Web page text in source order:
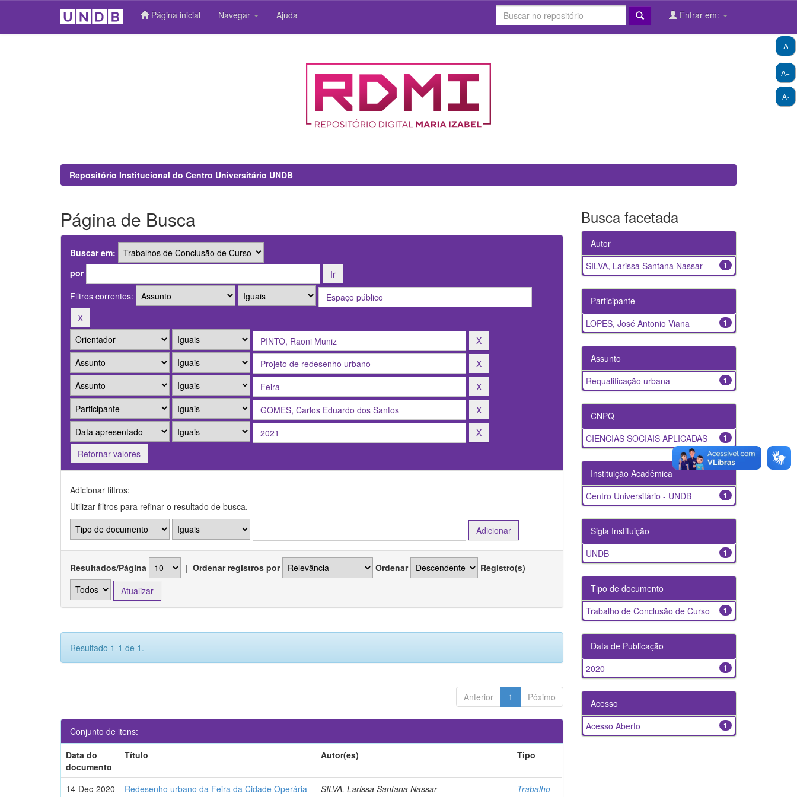
Página inicial Navegar Ajuda Entrar em:
A+
A-
A
Repositório Institucional do Centro Universitário UNDB
Página de Busca
Buscar em:
por
Filtros correntes:
Retornar valores
Adicionar filtros:
Utilizar filtros para refinar o resultado de busca.
Resultados/Página | Ordenar registros por Ordenar Registro(s)
Resultado 1-1 de 1.
Anterior 1 Póximo
Conjunto de itens:
Data do
documento
Título Autor(es) Tipo
14-Dec-2020
Redesenho urbano da Feira da Cidade Operária
SILVA, Larissa Santana Nassar
Trabalho
Busca facetada
Autor
1
SILVA, Larissa Santana Nassar
Participante
1
LOPES, José Antonio Viana
Assunto
1
Requalificação urbana
CNPQ
1
CIENCIAS SOCIAIS APLICADAS
Instituição Acadêmica
1
Centro Universitário - UNDB
Sigla Instituição
1
UNDB
Tipo de documento
1
Trabalho de Conclusão de Curso
Data de Publicação
1
2020
Acesso
1
Acesso Aberto